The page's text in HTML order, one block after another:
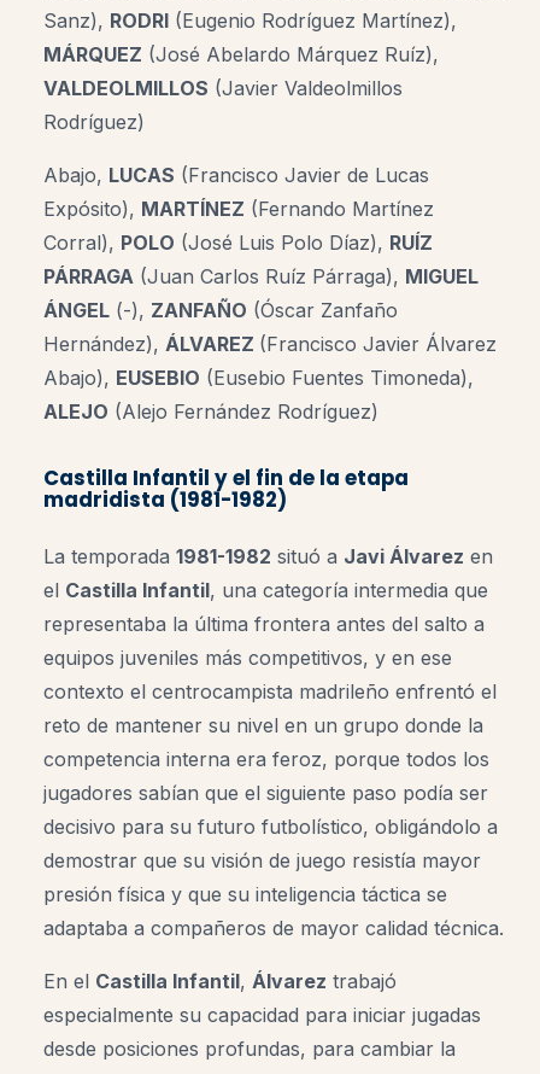
Sanz), RODRI (Eugenio Rodríguez Martínez),
MÁRQUEZ (José Abelardo Márquez Ruíz),
VALDEOLMILLOS (Javier Valdeolmillos
Rodríguez)
Abajo, LUCAS (Francisco Javier de Lucas
Expósito), MARTÍNEZ (Fernando Martínez
Corral), POLO (José Luis Polo Díaz), RUÍZ
PÁRRAGA (Juan Carlos Ruíz Párraga), MIGUEL
ÁNGEL (-), ZANFAÑO (Óscar Zanfaño
Hernández), ÁLVAREZ (Francisco Javier Álvarez
Abajo), EUSEBIO (Eusebio Fuentes Timoneda),
ALEJO (Alejo Fernández Rodríguez)
Castilla Infantil y el fin de la etapa
madridista (1981-1982)
La temporada 1981-1982 situó a Javi Álvarez en
el Castilla Infantil, una categoría intermedia que
representaba la última frontera antes del salto a
equipos juveniles más competitivos, y en ese
contexto el centrocampista madrileño enfrentó el
reto de mantener su nivel en un grupo donde la
competencia interna era feroz, porque todos los
jugadores sabían que el siguiente paso podía ser
decisivo para su futuro futbolístico, obligándolo a
demostrar que su visión de juego resistía mayor
presión física y que su inteligencia táctica se
adaptaba a compañeros de mayor calidad técnica.
En el Castilla Infantil, Álvarez trabajó
especialmente su capacidad para iniciar jugadas
desde posiciones profundas, para cambiar la